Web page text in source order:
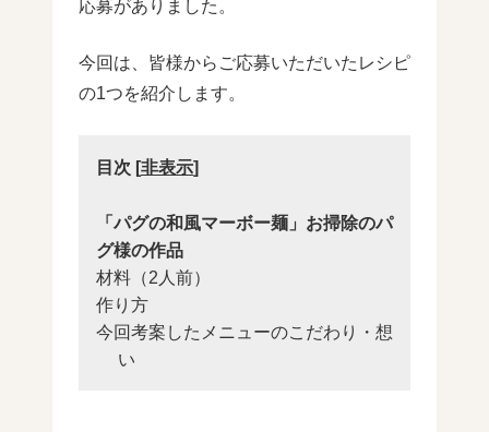
応募がありました。
今回は、皆様からご応募いただいたレシピ
の1つを紹介します。
目次 [非表示]
「パグの和風マーボー麺」お掃除のパ
グ様の作品
材料（2人前）
作り方
今回考案したメニューのこだわり・想
い